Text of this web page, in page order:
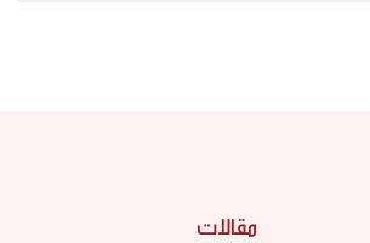
مقالات